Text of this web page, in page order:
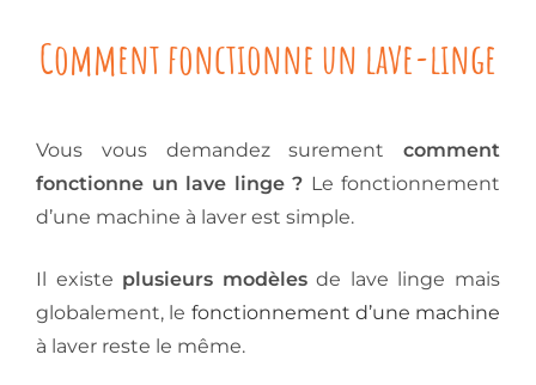
Comment fonctionne un lave-linge
Vous vous demandez surement comment
fonctionne un lave linge ? Le fonctionnement
d’une machine à laver est simple.
Il existe plusieurs modèlesde lave linge mais
globalement, le fonctionnement d’une machine
à laver reste le même.